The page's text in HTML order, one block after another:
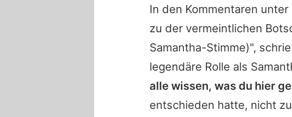
In den Kommentaren
zu der vermeintlichen
Samantha-Stimme)",
legendäre Rolle als
alle wissen, was du hier
entschieden hatte, nicht